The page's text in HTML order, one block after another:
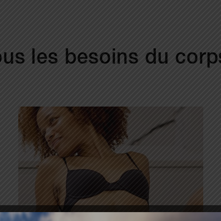
les besoins du